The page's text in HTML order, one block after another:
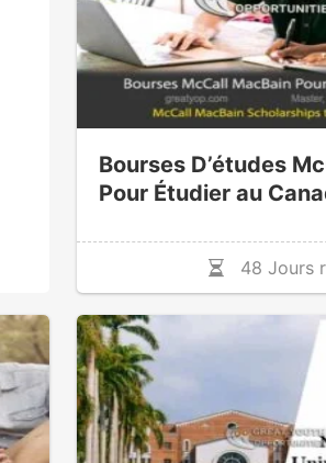
Bourses D’études
Pour Étudier au
48 Jours